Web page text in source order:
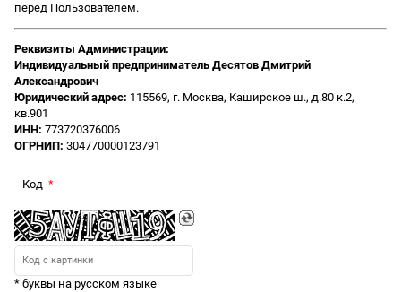
перед Пользователем.
Реквизиты Администрации:
Индивидуальный предприниматель Десятов Дмитрий
Александрович
Юридический адрес: 115569, г. Москва, Каширское ш., д.80 к.2,
кв.901
ИНН: 773720376006
ОГРНИП: 304770000123791
Код
* буквы на русском языке